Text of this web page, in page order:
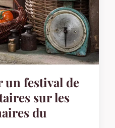
un festival de
sur les
du